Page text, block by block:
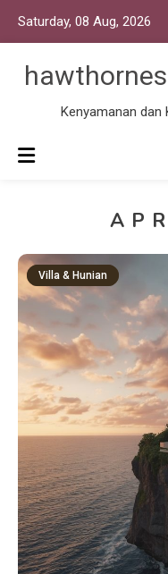
Saturday, 08 Aug, 2026
Kenyamanan dan
Villa & Hunian